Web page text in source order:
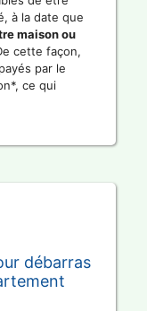
à la date que
maison ou
cette façon,
par le
ce qui
débarras